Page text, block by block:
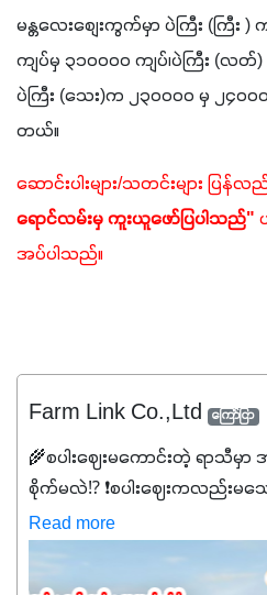
မန္တလေးစျေးကွက်မှာ ပဲကြီး (ကြီ
ကျပ်မှ ၃၁၀၀၀၀ ကျပ်၊ပဲကြီး (လတ်)
ပဲကြီး (သေး)က ၂၃၀၀၀၀ မှ ၂၄၀
တယ်။
ဆောင်းပါးများ/သတင်းများ ပြ
ရောင်လမ်းမှ ကူးယူဖော်ပြပါသည်"
အပ်ပါသည်။
Farm Link Co.,Ltd ကြော်ငြာ
🌾စပါးဈေးမကောင်းတဲ့ ရာသီ
စိုက်မလဲ⁉️ ❗စပါးဈေးကလည်းမသ
ကလည်း တက်နေတဲ့ဒီလိုအချိန်မှာ သွင်
အထွက်နှုန်းကို ထိန်းထားနိုင်မှ ဦးက
ကြောင့် ကိုယ်သုံးသမျှ ကိုယ့်အတွ
Read more